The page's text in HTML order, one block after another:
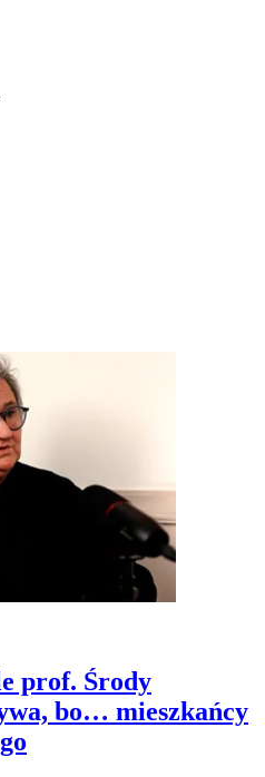
prof. Środy
bo… mieszkańcy